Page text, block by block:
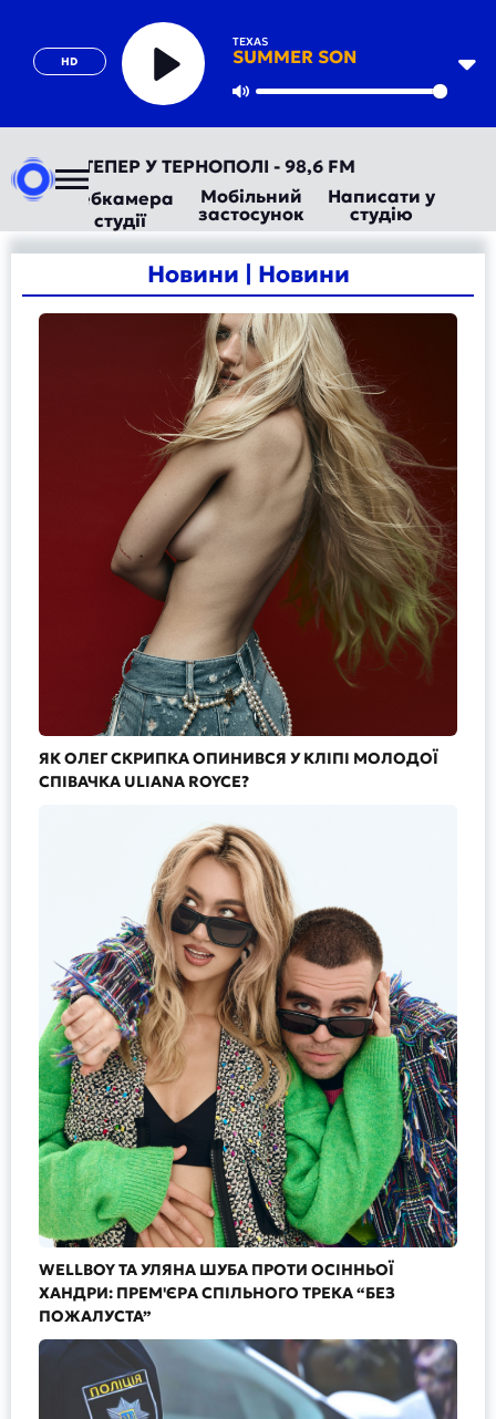
HD
TEXAS
SUMMER SON
Play
ТЕПЕР У ТЕРНОПОЛІ - 98,6 FM
Вебкамера
студії
Мобільний
застосунок
Написати у
студію
Новини | Новини
ЯК ОЛЕГ СКРИПКА ОПИНИВСЯ У КЛІПІ МОЛОДОЇ
СПІВАЧКА ULIANA ROYCE?
WELLBOY ТА УЛЯНА ШУБА ПРОТИ ОСІННЬОЇ
ХАНДРИ: ПРЕМ'ЄРА СПІЛЬНОГО ТРЕКА “БЕЗ
ПОЖАЛУСТА”